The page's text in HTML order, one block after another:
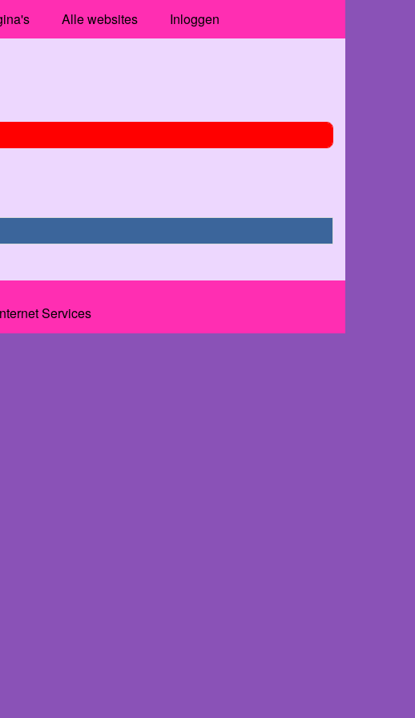
Alle websites Inloggen
Services